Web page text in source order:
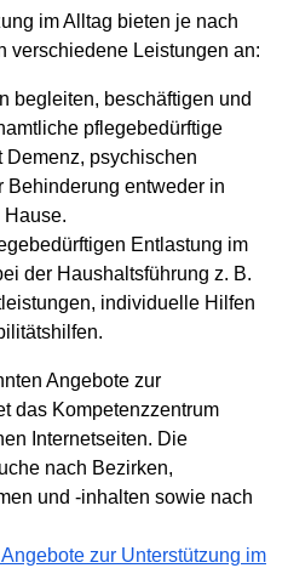
im Alltag bieten je nach
verschiedene Leistungen an:
begleiten, beschäftigen und
pflegebedürftige
Demenz, psychischen
Behinderung entweder in
Hause.
Entlastung im
der Haushaltsführung z. B.
individuelle Hilfen
Angebote zur
das Kompetenzzentrum
Internetseiten. Die
nach Bezirken,
und -inhalten sowie nach
zur Unterstützung im